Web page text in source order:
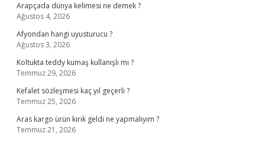
Arapçada dünya kelimesi ne demek ?
Ağustos 4, 2026
Afyondan hangi uyusturucu ?
Ağustos 3, 2026
Koltukta teddy kumaş kullanışlı mı ?
Temmuz 29, 2026
Kefalet sözleşmesi kaç yıl geçerli ?
Temmuz 25, 2026
Aras kargo ürün kırık geldi ne yapmalıyım ?
Temmuz 21, 2026